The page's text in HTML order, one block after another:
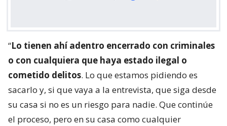
“Lo tienen ahí adentro encerrado con criminales
o con cualquiera que haya estado ilegal o
cometido delitos. Lo que estamos pidiendo es
sacarlo y, si que vaya a la entrevista, que siga desde
su casa si no es un riesgo para nadie. Que continúe
el proceso, pero en su casa como cualquier